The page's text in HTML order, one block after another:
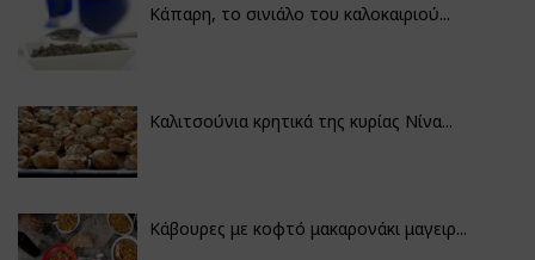
Κάπαρη, το σινιάλο του καλοκαιριού...
Καλιτσούνια κρητικά της κυρίας Νίνα...
Κάβουρες με κοφτό μακαρονάκι μαγειρ...